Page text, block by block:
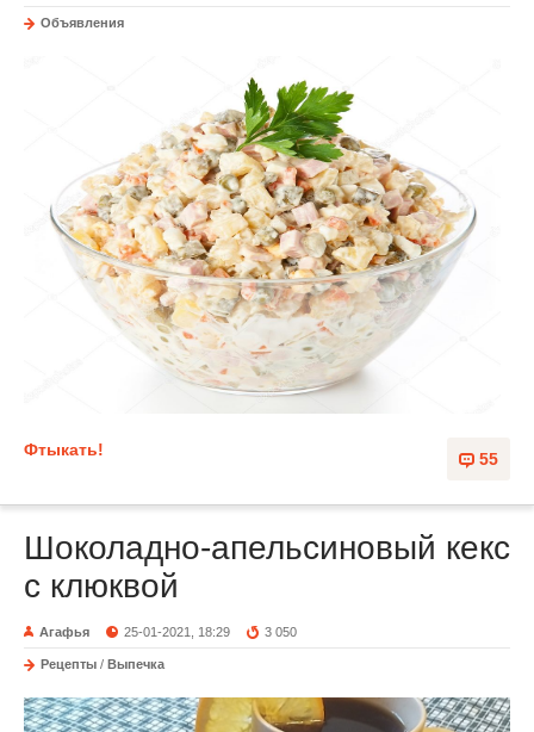
Объявления
55
Фтыкать!
Шоколадно-апельсиновый кекс
с клюквой
Агафья 25-01-2021, 18:29 3 050
Рецепты / Выпечка